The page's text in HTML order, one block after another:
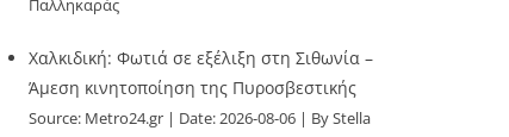
Παλληκαράς
Χαλκιδική: Φωτιά σε εξέλιξη στη Σιθωνία –
Άμεση κινητοποίηση της Πυροσβεστικής
Source: Metro24.gr Date: 2026-08-06
By Stella